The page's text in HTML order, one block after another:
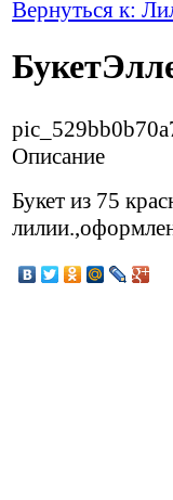
Вернуться к:
Описание
Букет из 75